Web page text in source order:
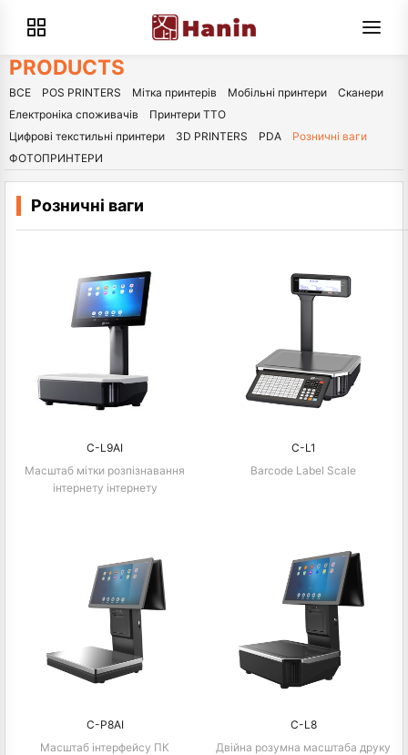
PRODUCTS
ВСЕ POS PRINTERS Мітка принтерів Мобільні принтери
Сканери
Електроніка споживачів
Принтери TTO
Цифрові текстильні принтери
3D PRINTERS PDA
Розничні ваги
ФОТОПРИНТЕРИ
Розничні ваги
C-L9AI
Масштаб мітки розпізнавання
інтернету інтернету
C-L1
Barcode Label Scale
C-P8AI
Масштаб інтерфейсу ПК
C-L8
Двійна розумна масштаба друку